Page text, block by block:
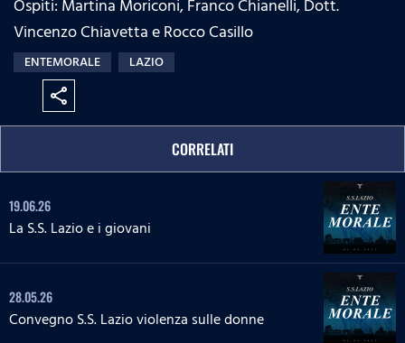
:
0
s
s
Ospiti: Martina Moriconi, Franco Chianelli, Dott.
Vincenzo Chiavetta e Rocco Casillo
ENTEMORALE LAZIO
share
CORRELATI
19.06.26
La S.S. Lazio e i giovani
28.05.26
Convegno S.S. Lazio violenza sulle donne